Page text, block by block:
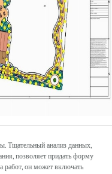
Тщательный анализ данных,
позволяет придать форму
работ, он может включать